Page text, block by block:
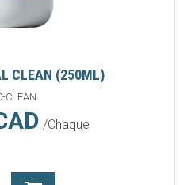
CLEAN (250ML)
CLEAN
/Chaque